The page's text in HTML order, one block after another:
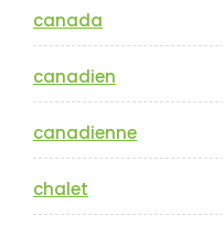
canada
canadien
canadienne
chalet